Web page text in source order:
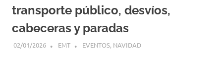
transporte público, desvíos,
cabeceras y paradas
02/01/2026 EMT EVENTOS, NAVIDAD